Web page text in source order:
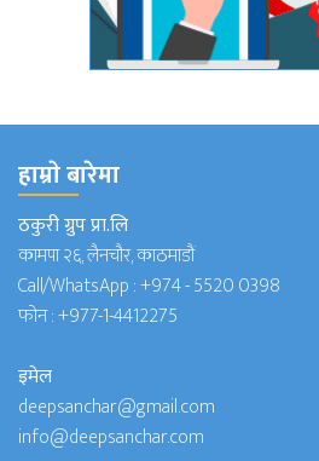
हाम्राे बारेमा
ठकुरी ग्रुप प्रा.लि
कामपा २६, लैनचौर, काठमाडौं
Call/WhatsApp :+974 - 5520 0398
फोन :+977-1-4412275
इमेल
deepsanchar@gmail.com
info@deepsanchar.com